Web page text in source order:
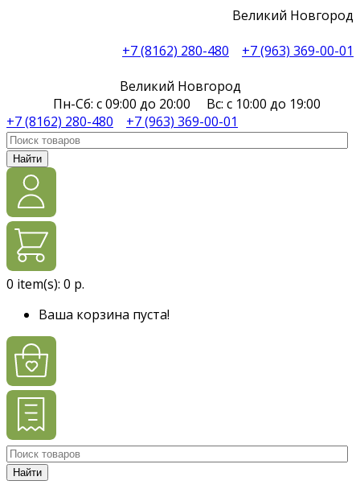
Великий Новгород
+7 (8162) 280-480
+7 (963) 369-00-01
Великий Новгород
Пн-Сб: с 09:00 до 20:00 Вс: с 10:00 до 19:00
+7 (8162) 280-480
+7 (963) 369-00-01
Найти
0 item(s): 0 р.
Ваша корзина пуста!
Найти